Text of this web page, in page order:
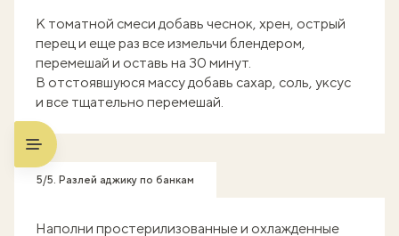
К томатной смеси добавь чеснок, хрен, острый
перец и еще раз все измельчи блендером,
перемешай и оставь на 30 минут.
В отстоявшуюся массу добавь сахар, соль, уксус
и все тщательно перемешай.
5/5. Разлей аджику по банкам
Наполни простерилизованные и охлажденные